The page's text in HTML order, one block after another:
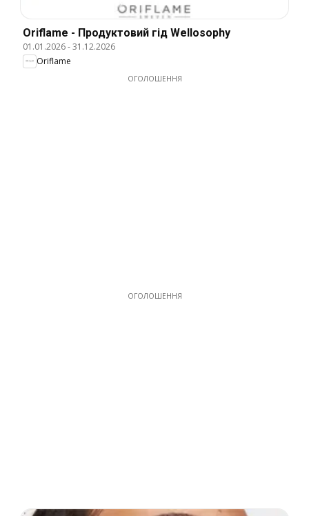
Oriflame - Продуктовий гід Wellosophy
01.01.2026-31.12.2026
Oriflame
ОГОЛОШЕННЯ
ОГОЛОШЕННЯ